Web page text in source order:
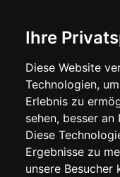
Ihre
Diese Website
Technologien,
Erlebnis zu
sehen, besser an
Diese
Ergebnisse zu
unsere Besucher